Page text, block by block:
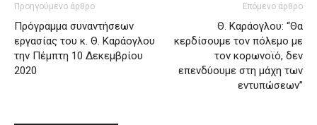
Προηγούμενο άρθρο
Πρόγραμμα συναντήσεων
εργασίας του κ. Θ. Καράογλου
την Πέμπτη 10 Δεκεμβρίου
2020
Επόμενο άρθρο
Θ. Καράογλου: “Θα
κερδίσουμε τον πόλεμο με
τον κορωνοϊό, δεν
επενδύουμε στη μάχη των
εντυπώσεων”